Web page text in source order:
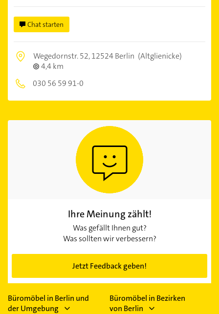
Chat starten
Wegedornstr. 52,12524 Berlin (Altglienicke)
4,4 km
030 56 59 91-0
Ihre Meinung zählt!
Was gefällt Ihnen gut?
Was sollten wir verbessern?
Jetzt Feedback geben!
Büromöbel in Berlin und
der Umgebung
Büromöbel in Bezirken
von Berlin